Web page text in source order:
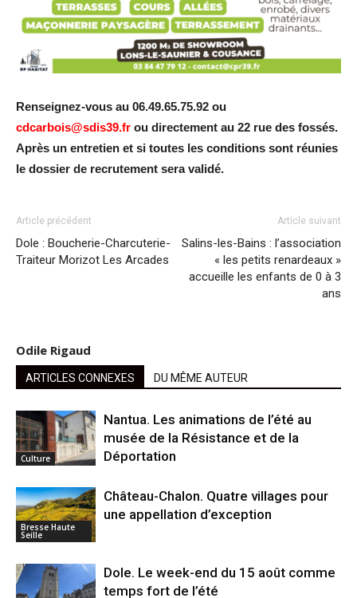
Renseignez-vous au 06.49.65.75.92 ou
cdcarbois@sdis39.fr ou directement au 22 rue des fossés.
Après un entretien et si toutes les conditions sont réunies
le dossier de recrutement sera validé.
Article précédent
Dole : Boucherie-Charcuterie-
Traiteur Morizot Les Arcades
Article suivant
Salins-les-Bains : l’association
« les petits renardeaux »
accueille les enfants de 0 à 3
ans
Odile Rigaud
ARTICLES CONNEXES DU MÊME AUTEUR
Culture
Nantua. Les animations de l’été au
musée de la Résistance et de la
Déportation
Bresse Haute
Seille
Château-Chalon. Quatre villages pour
une appellation d’exception
Dole. Le week-end du 15 août comme
temps fort de l’été